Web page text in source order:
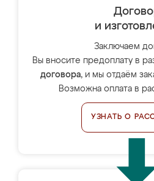
и
Заключаем
Вы вносите предоплату в
договора, и мы отдаём
Возможна оплата в
УЗНАТЬ О